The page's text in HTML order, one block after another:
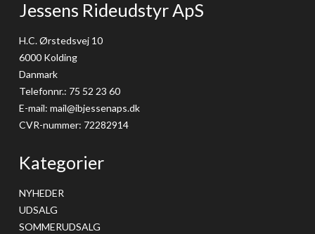
Jessens Rideudstyr ApS
H.C. Ørstedsvej 10
6000 Kolding
Danmark
Telefonnr.: 75 52 23 60
E-mail: mail@ibjessenaps.dk
CVR-nummer: 72282914
Kategorier
NYHEDER
UDSALG
SOMMERUDSALG